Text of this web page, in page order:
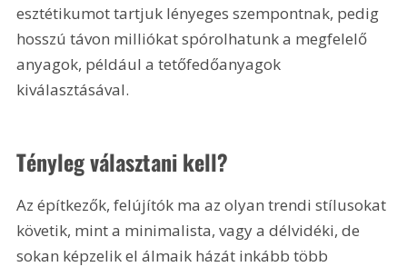
esztétikumot tartjuk lényeges szempontnak, pedig
hosszú távon milliókat spórolhatunk a megfelelő
anyagok, például a tetőfedőanyagok
kiválasztásával.
Tényleg választani kell?
Az építkezők, felújítók ma az olyan trendi stílusokat
követik, mint a minimalista, vagy a délvidéki, de
sokan képzelik el álmaik házát inkább több